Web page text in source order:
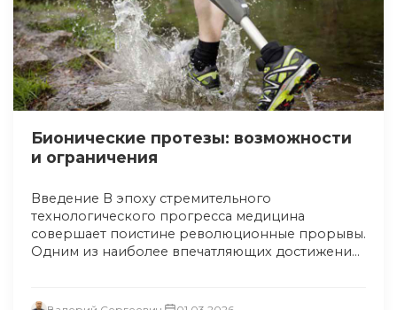
Бионические протезы: возможности
и ограничения
Введение В эпоху стремительного
технологического прогресса медицина
совершает поистине революционные прорывы.
Одним из наиболее впечатляющих достижени...